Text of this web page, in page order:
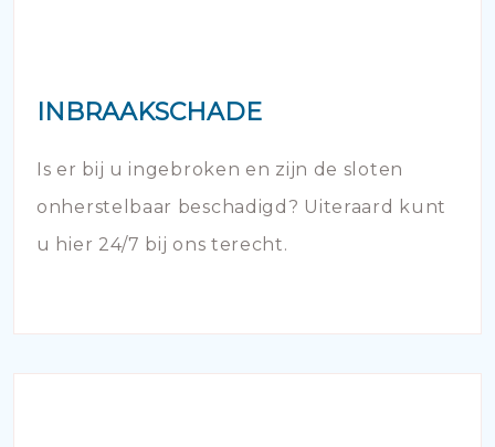
INBRAAKSCHADE
Is er bij u ingebroken en zijn de sloten
onherstelbaar beschadigd? Uiteraard kunt
u hier 24/7 bij ons terecht.